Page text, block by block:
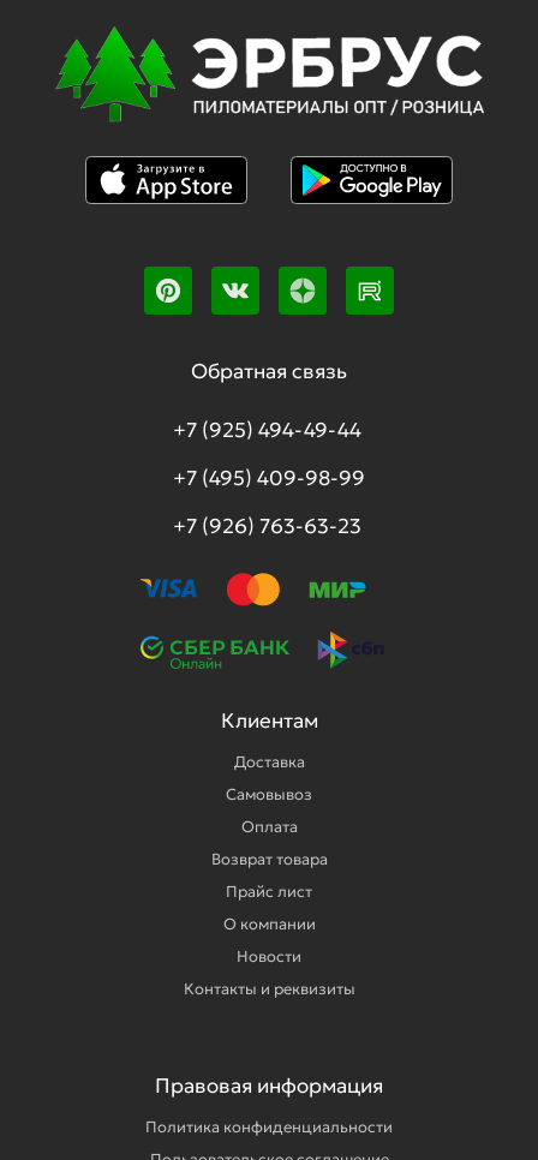
Обратная связь
+7 (925) 494-49-44
+7 (495) 409-98-99
+7 (926) 763-63-23
Клиентам
Доставка
Самовывоз
Оплата
Возврат товара
Прайс лист
О компании
Новости
Контакты и реквизиты
Правовая информация
Политика конфиденциальности